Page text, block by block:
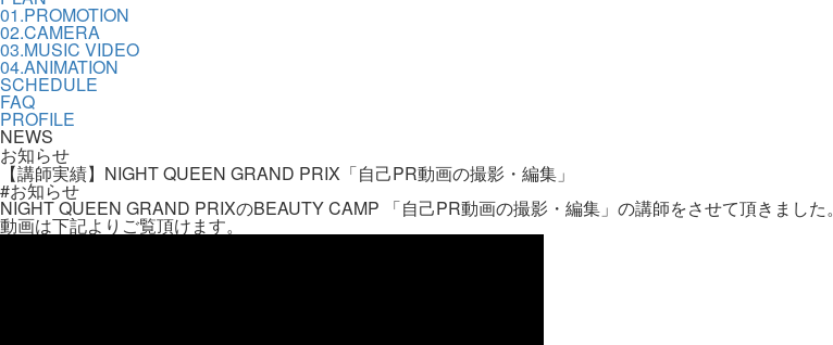
01.PROMOTION
02.CAMERA
03.MUSIC VIDEO
04.ANIMATION
SCHEDULE
FAQ
PROFILE
NEWS
お知らせ
【講師実績】NIGHT QUEEN GRAND PRIX「自己PR動画の撮影・編集」
#お知らせ
NIGHT QUEEN GRAND PRIXのBEAUTY CAMP 「自己PR動画の撮影・編集」の講師をさせて頂きました。
動画は下記よりご覧頂けます。